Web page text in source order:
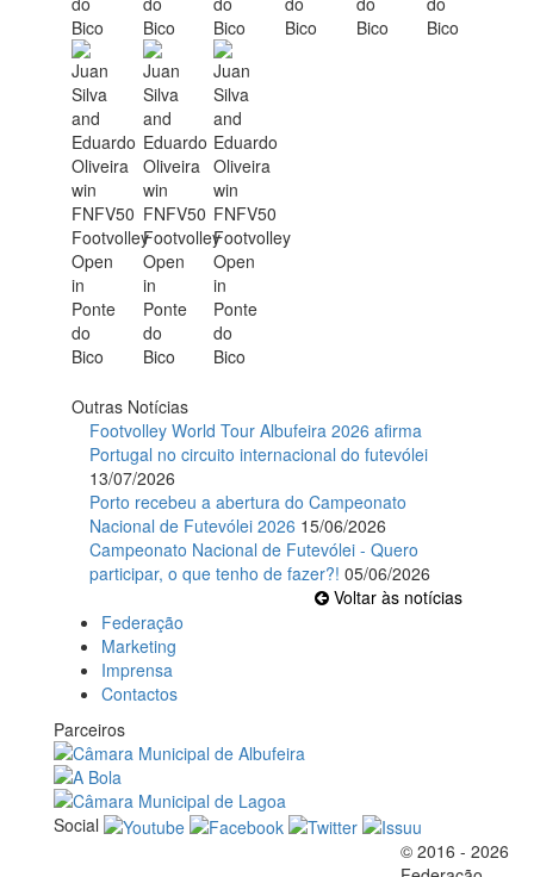
Outras Notícias
Footvolley World Tour Albufeira 2026 afirma
Portugal no circuito internacional do futevólei
13/07/2026
Porto recebeu a abertura do Campeonato
Nacional de Futevólei 2026 15/06/2026
Campeonato Nacional de Futevólei - Quero
participar, o que tenho de fazer?! 05/06/2026
Voltar às notícias
Federação
Marketing
Imprensa
Contactos
Parceiros
Social
© 2016 - 2026